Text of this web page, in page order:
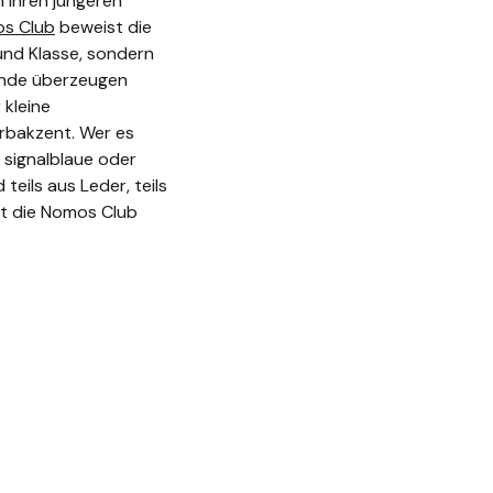
Club beweist die
Klasse, sondern
überzeugen
Wer es
oder
teils aus Leder, teils
die Nomos Club